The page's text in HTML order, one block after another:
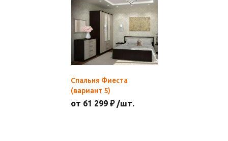
Спальня Фиеста
(вариант 5)
от 61 299 ₽ /шт.